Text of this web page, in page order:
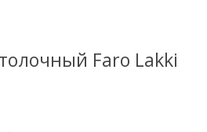
Faro Lakki